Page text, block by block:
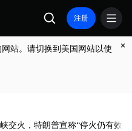
注册
站。请切换到美国网站以使
交火，特朗普宣称“停火仍有效”